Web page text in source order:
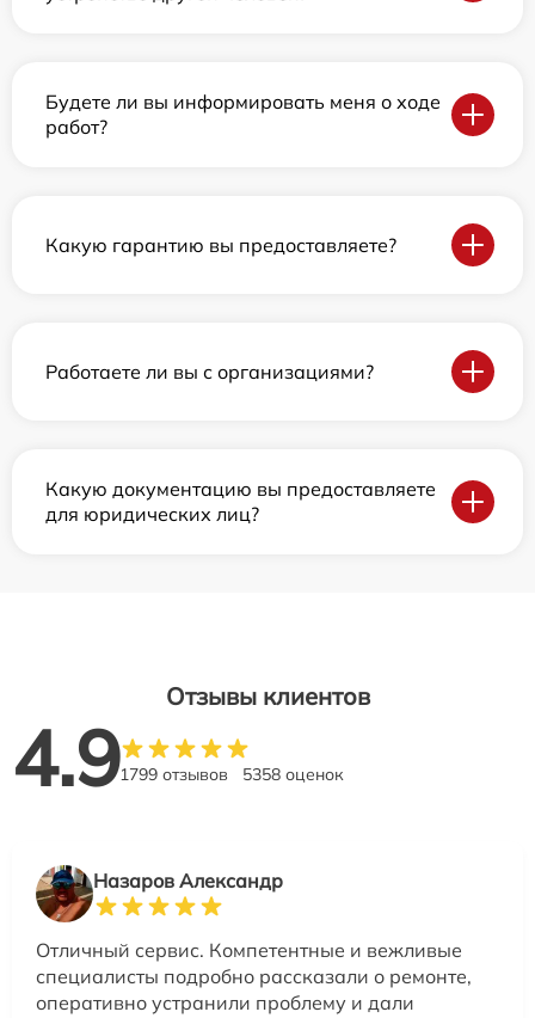
Будете ли вы информировать меня о ходе
работ?
Какую гарантию вы предоставляете?
Работаете ли вы с организациями?
Какую документацию вы предоставляете
для юридических лиц?
Отзывы клиентов
4.91799 отзывов 5358 оценок
Назаров Александр
Отличный сервис. Компетентные и вежливые
специалисты подробно рассказали о ремонте,
оперативно устранили проблему и дали